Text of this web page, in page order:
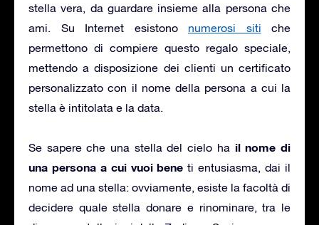
stella vera, da guardare insieme alla persona che
ami. Su Internet esistono numerosi siti che
permettono di compiere questo regalo speciale,
mettendo a disposizione dei clienti un certificato
personalizzato con il nome della persona a cui la
stella è intitolata e la data.
Se sapere che una stella del cielo ha il nome di
una persona a cui vuoi bene ti entusiasma, dai il
nome ad una stella: ovviamente, esiste la facoltà di
decidere quale stella donare e rinominare, tra le